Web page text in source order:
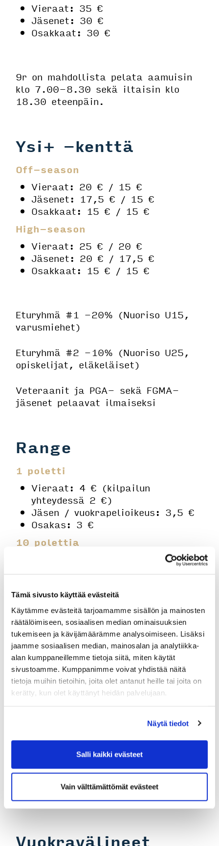
Tämä sivusto käyttää evästeitä
Käytämme evästeitä tarjoamamme sisällön ja mainosten
räätälöimiseen, sosiaalisen median ominaisuuksien
tukemiseen ja kävijämäärämme analysoimiseen. Lisäksi
jaamme sosiaalisen median, mainosalan ja analytiikka-
alan kumppaneillemme tietoja siitä, miten käytät
sivustoamme. Kumppanimme voivat yhdistää näitä
tietoja muihin tietoihin, joita olet antanut heille tai joita on
kerätty, kun olet käyttänyt heidän palvelujaan.
Näytä tiedot
Salli kaikki evästeet
Vain välttämättömät evästeet
Vieraat: 35 €
Jäsenet: 30 €
Osakkaat: 30 €
9r on mahdollista pelata aamuisin
klo 7.00-8.30 sekä iltaisin klo
18.30 eteenpäin.
Ysi+ -kenttä
Off-season
Vieraat: 20 € / 15 €
Jäsenet: 17,5 € / 15 €
Osakkaat: 15 € / 15 €
High-season
Vieraat: 25 € / 20 €
Jäsenet: 20 € / 17,5 €
Osakkaat: 15 € / 15 €
Eturyhmä #1 -20% (Nuoriso U15,
varusmiehet)
Eturyhmä #2 -10% (Nuoriso U25,
opiskelijat, eläkeläiset)
Veteraanit ja PGA- sekä FGMA-
jäsenet pelaavat ilmaiseksi
Range
1 poletti
Vieraat: 4 € (kilpailun
yhteydessä 2 €)
Jäsen / vuokrapelioikeus: 3,5 €
Osakas: 3 €
10 polettia
Jäsen / vuokrapelioikeus: 25 €
​​​​​​​Rangenappi
10 € (ei panttia)
Golfautot
Golfauto
Jäsen / vuokrapelioikeus: 35 €
Golfauton 10-kortti
Vieraat: 350 €
Jäsen / vuokrapelioikeus: 300 €
Osakas: 250 €
Vuokravälineet